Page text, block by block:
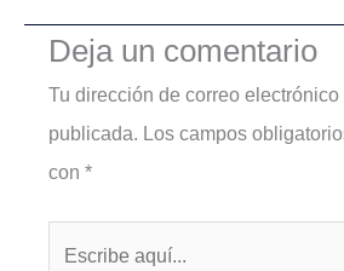
Deja un comentario
Tu dirección de correo electrónico
publicada. Los campos
con *